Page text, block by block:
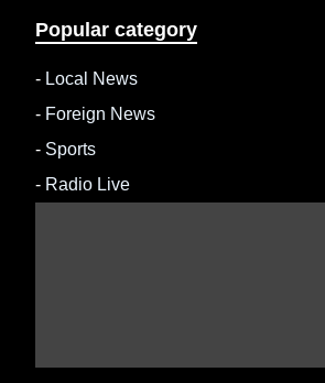
Popular category
- Local News
- Foreign News
- Sports
- Radio Live